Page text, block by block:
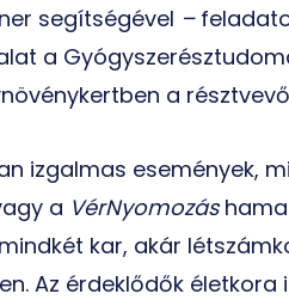
segítségével –
a
a
izgalmas események,
a VérNyomozás
kar, akár
Az érdeklődők életkora